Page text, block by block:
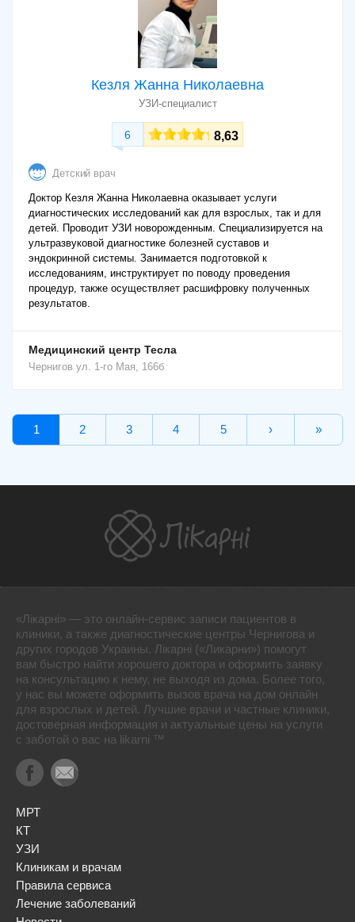
Кезля Жанна Николаевна
УЗИ-специалист
6 8,63
Детский врач
Доктор Кезля Жанна Николаевна оказывает услуги
диагностических исследований как для взрослых, так и для
детей. Проводит УЗИ новорожденным. Специализируется на
ультразвуковой диагностике болезней суставов и
эндокринной системы. Занимается подготовкой к
исследованиям, инструктирует по поводу проведения
процедур, также осуществляет расшифровку полученных
результатов.
Медицинский центр Тесла
Чернигов ул. 1-го Мая, 166б
1 2 3 4 5 › »
«Лікарні» — это онлайн-сервис записи пациентов в
клиники, а также диагностические центры Чернигова и
других городов Украины. Лікарні («Ликарни») помогут
вам быстро найти хорошего доктора и оформить заявку
на консультацию к нему, не выходя из дома. Более того,
у нас вы можете оформить вызов врача на дом онлайн
для взрослых и детей. Лучшие врачи и частные клиники,
достоверная информация и актуальные цены на услуги
с заботой о вас на likarni ™
МРТ
КТ
УЗИ
Клиникам и врачам
Правила сервиса
Лечение заболеваний